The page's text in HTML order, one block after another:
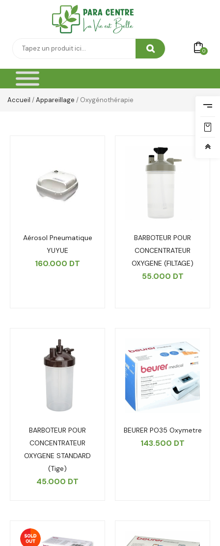
0
Accueil /Appareillage / Oxygénothérapie
Aérosol Pneumatique
YUYUE
160.000 DT
BARBOTEUR POUR
CONCENTRATEUR
OXYGENE (FILTAGE)
55.000 DT
BARBOTEUR POUR
CONCENTRATEUR
OXYGENE STANDARD
(Tige)
45.000 DT
BEURER PO35 Oxymetre
143.500 DT